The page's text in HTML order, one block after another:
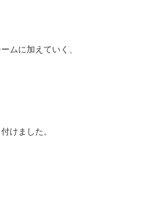
ムに加えていく、
けました。